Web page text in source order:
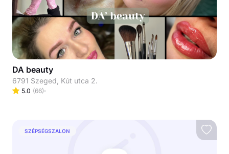
DA beauty
6791 Szeged, Kút utca 2.
5.0 (66)
SZÉPSÉGSZALON